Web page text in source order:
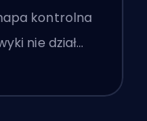
kontrolna
nie dział…